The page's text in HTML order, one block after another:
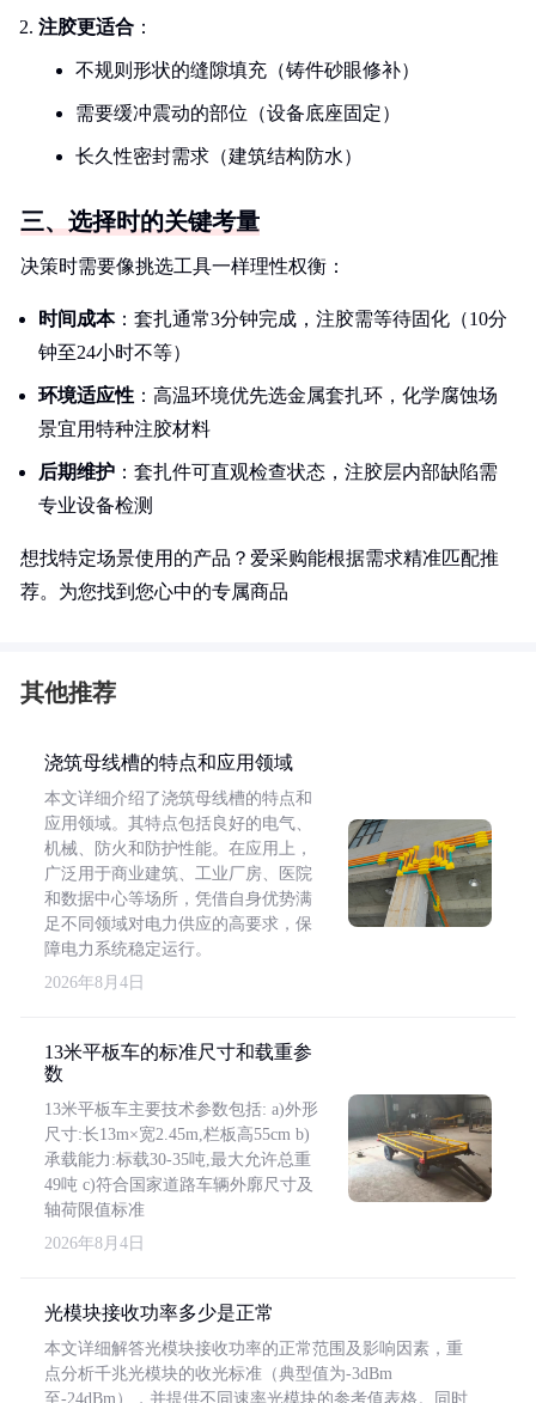
注胶更适合 ：
不规则形状的缝隙填充（铸件砂眼修补）
需要缓冲震动的部位（设备底座固定）
长久性密封需求（建筑结构防水）
三、选择时的关键考量
决策时需要像挑选工具一样理性权衡：
时间成本：套扎通常3分钟完成，注胶需等待固化（10分
钟至24小时不等）
环境适应性 ：高温环境优先选金属套扎环，化学腐蚀场
景宜用特种注胶材料
后期维护 ：套扎件可直观检查状态，注胶层内部缺陷需
专业设备检测
想找特定场景使用的产品？爱采购能根据需求精准匹配推
荐。为您找到您心中的专属商品
其他推荐
浇筑母线槽的特点和应用领域
本文详细介绍了浇筑母线槽的特点和
应用领域。其特点包括良好的电气、
机械、防火和防护性能。在应用上，
广泛用于商业建筑、工业厂房、医院
和数据中心等场所，凭借自身优势满
足不同领域对电力供应的高要求，保
障电力系统稳定运行。
2026年8月4日
13米平板车的标准尺寸和载重参
数
13米平板车主要技术参数包括: a)外形
尺寸:长13m×宽2.45m,栏板高55cm b)
承载能力:标载30-35吨,最大允许总重
49吨 c)符合国家道路车辆外廓尺寸及
轴荷限值标准
2026年8月4日
光模块接收功率多少是正常
本文详细解答光模块接收功率的正常范围及影响因素，重
点分析千兆光模块的收光标准（典型值为-3dBm
至-24dBm），并提供不同速率光模块的参考值表格。同时